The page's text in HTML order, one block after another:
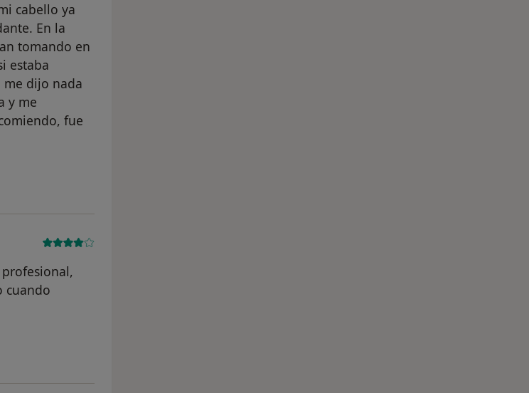
cabello ya
En la
tomando en
estaba
me dijo nada
y me
fue
usuario P. F.
cuando